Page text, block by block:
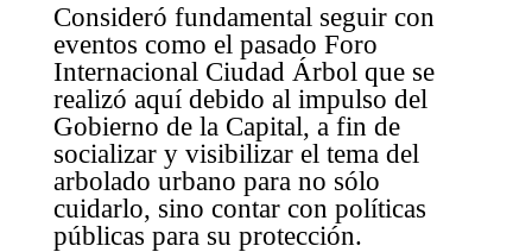
Consideró fundamental seguir con
eventos como el pasado Foro
Internacional Ciudad Árbol que se
realizó aquí debido al impulso del
Gobierno de la Capital, a fin de
socializar y visibilizar el tema del
arbolado urbano para no sólo
cuidarlo, sino contar con políticas
públicas para su protección.